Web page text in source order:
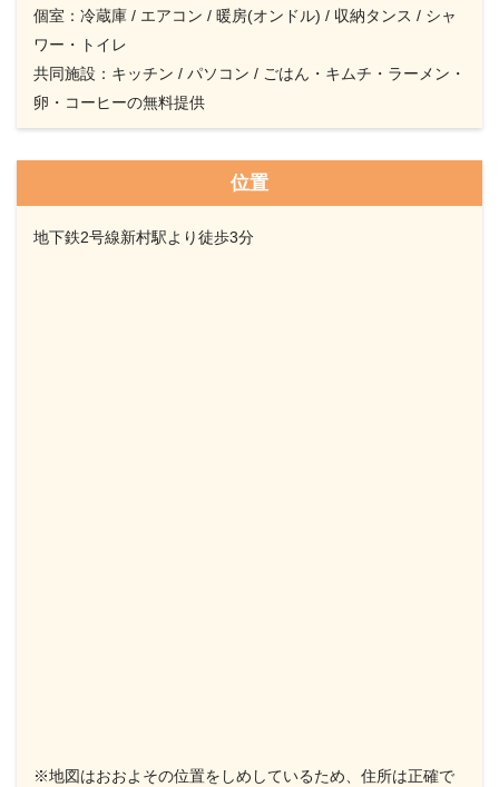
個室：冷蔵庫 / エアコン / 暖房(オンドル) / 収納タンス / シャ
ワー・トイレ
共同施設：キッチン / パソコン / ごはん・キムチ・ラーメン・
卵・コーヒーの無料提供
位置
地下鉄2号線新村駅より徒歩3分
※地図はおおよその位置をしめしているため、住所は正確で